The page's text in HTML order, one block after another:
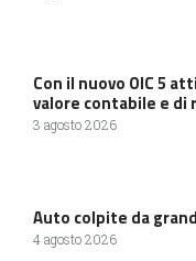
Con il nuovo OIC 5
valore contabile e di
3 agosto 2026
Auto colpite da
4 agosto 2026